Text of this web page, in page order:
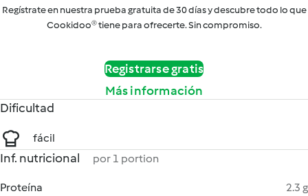
Regístrate en nuestra prueba gratuita de 30 días y descubre todo lo que
Cookidoo® tiene para ofrecerte. Sin compromiso.
Registrarse gratis
Más información
Dificultad
fácil
Inf. nutricional por 1 portion
Proteína
2.3 g